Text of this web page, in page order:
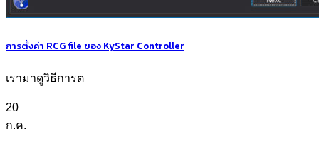
การตั้งค่า RCG file ของ KyStar Controller
เรามาดูวิธีการต
20
ก.ค.